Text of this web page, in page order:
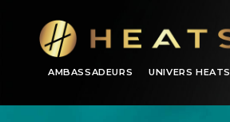
AMBASSADEURS UNIVERS HEATS